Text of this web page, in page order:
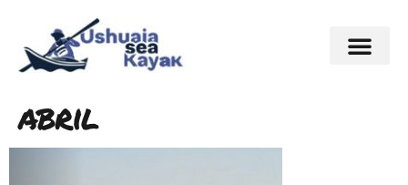
abril